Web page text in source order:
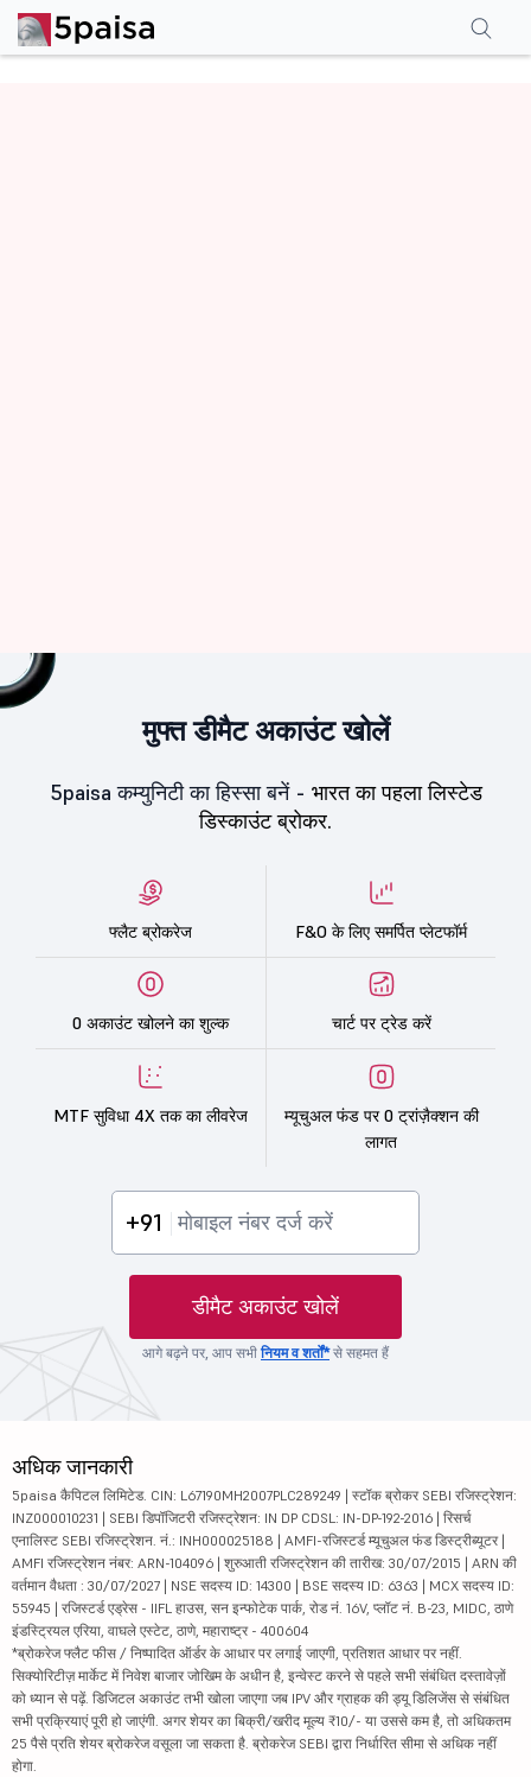
मुफ्त डीमैट अकाउंट खोलें
5paisa कम्युनिटी का हिस्सा बनें - भारत का पहला लिस्टेड
डिस्काउंट ब्रोकर.
फ्लैट ब्रोकरेज F&O के लिए समर्पित प्लेटफॉर्म
0 अकाउंट खोलने का शुल्क चार्ट पर ट्रेड करें
MTF सुविधा 4X तक का लीवरेज
म्यूचुअल फंड पर 0 ट्रांज़ैक्शन की
लागत
+91
डीमैट अकाउंट खोलें
आगे बढ़ने पर, आप सभीनियम व शर्तों*से सहमत हैं
अधिक जानकारी
5paisa कैपिटल लिमिटेड. CIN: L67190MH2007PLC289249 | स्टॉक ब्रोकर SEBI रजिस्ट्रेशन:
INZ000010231 | SEBI डिपॉजिटरी रजिस्ट्रेशन: IN DP CDSL: IN-DP-192-2016 | रिसर्च
एनालिस्ट SEBI रजिस्ट्रेशन. नं.: INH000025188 | AMFI-रजिस्टर्ड म्यूचुअल फंड डिस्ट्रीब्यूटर |
AMFI रजिस्ट्रेशन नंबर: ARN-104096 | शुरुआती रजिस्ट्रेशन की तारीख: 30/07/2015 | ARN की
वर्तमान वैधता : 30/07/2027 | NSE सदस्य ID: 14300 | BSE सदस्य ID: 6363 | MCX सदस्य ID:
55945 | रजिस्टर्ड एड्रेस - IIFL हाउस, सन इन्फोटेक पार्क, रोड नं. 16V, प्लॉट नं. B-23, MIDC, ठाणे
इंडस्ट्रियल एरिया, वाघले एस्टेट, ठाणे, महाराष्ट्र - 400604
*ब्रोकरेज फ्लैट फीस / निष्पादित ऑर्डर के आधार पर लगाई जाएगी, प्रतिशत आधार पर नहीं.
सिक्योरिटीज़ मार्केट में निवेश बाजार जोखिम के अधीन है, इन्वेस्ट करने से पहले सभी संबंधित दस्तावेज़ों
को ध्यान से पढ़ें. डिजिटल अकाउंट तभी खोला जाएगा जब IPV और ग्राहक की ड्यू डिलिजेंस से संबंधित
सभी प्रक्रियाएं पूरी हो जाएंगी. अगर शेयर का बिक्री/खरीद मूल्य ₹10/- या उससे कम है, तो अधिकतम
25 पैसे प्रति शेयर ब्रोकरेज वसूला जा सकता है. ब्रोकरेज SEBI द्वारा निर्धारित सीमा से अधिक नहीं
होगा.